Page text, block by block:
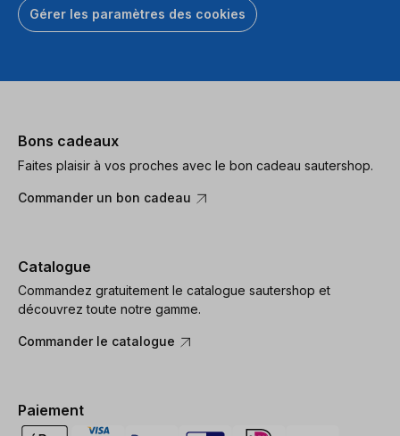
Gérer les paramètres des cookies
Bons cadeaux
Faites plaisir à vos proches avec le bon cadeau sautershop.
Commander un bon cadeau
Catalogue
Commandez gratuitement le catalogue sautershop et
découvrez toute notre gamme.
Commander le catalogue
Paiement